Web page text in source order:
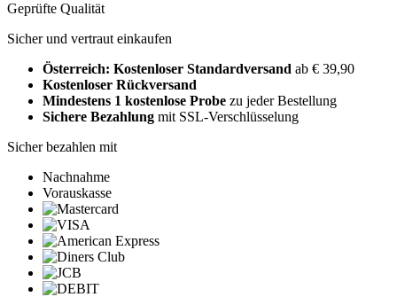
Geprüfte Qualität
Sicher und vertraut einkaufen
Österreich: Kostenloser Standardversand ab € 39,90
Kostenloser Rückversand
Mindestens 1 kostenlose Probe zu jeder Bestellung
Sichere Bezahlung mit SSL-Verschlüsselung
Sicher bezahlen mit
Nachnahme
Vorauskasse